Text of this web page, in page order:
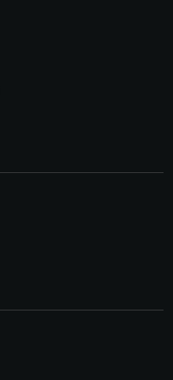
del sito e non